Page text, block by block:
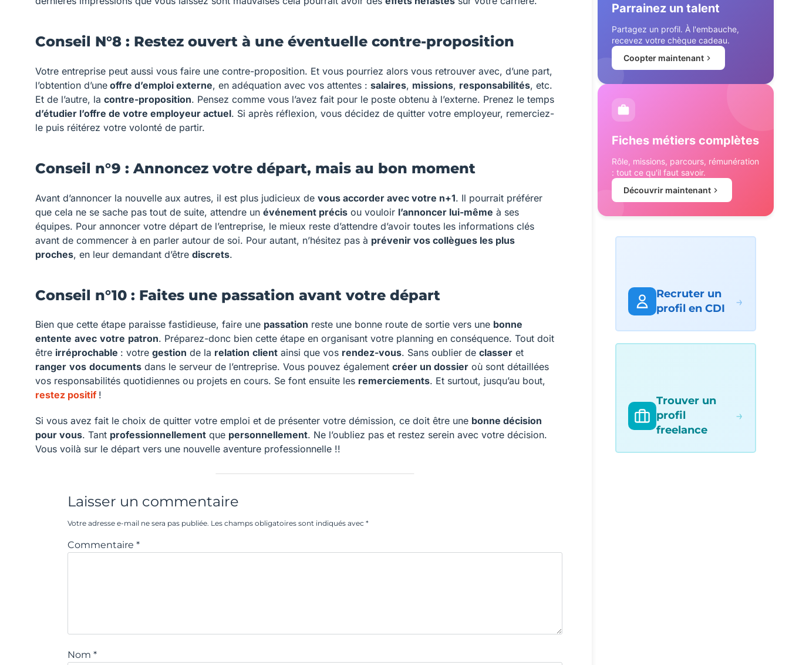
Conseil N°8 : Restez ouvert à une éventuelle contre-proposition
Votre entreprise peut aussi vous faire une contre-proposition. Et vous pourriez alors vous retrouver avec, d’une part,
l’obtention d’une offre d’emploi externe, en adéquation avec vos attentes : salaires, missions, responsabilités, etc.
Et de l’autre, la contre-proposition. Pensez comme vous l’avez fait pour le poste obtenu à l’externe. Prenez le temps
d’étudier l’offre de votre employeur actuel. Si après réflexion, vous décidez de quitter votre employeur, remerciez-
le puis réitérez votre volonté de partir.
Conseil n°9 : Annoncez votre départ, mais au bon moment
Avant d’annoncer la nouvelle aux autres, il est plus judicieux de vous accorder avec votre n+1. Il pourrait préférer
que cela ne se sache pas tout de suite, attendre un événement précis ou vouloir l’annoncer lui-même à ses
équipes. Pour annoncer votre départ de l’entreprise, le mieux reste d’attendre d’avoir toutes les informations clés
avant de commencer à en parler autour de soi. Pour autant, n’hésitez pas à prévenir vos collègues les plus
proches, en leur demandant d’être discrets.
Conseil n°10 : Faites une passation avant votre départ
Bien que cette étape paraisse fastidieuse, faire une passation reste une bonne route de sortie vers une bonne
entente avec votre patron. Préparez-donc bien cette étape en organisant votre planning en conséquence. Tout doit
être irréprochable : votre gestion de la relation client ainsi que vos rendez-vous. Sans oublier de classer et
ranger vos documents dans le serveur de l’entreprise. Vous pouvez également créer un dossier où sont détaillées
vos responsabilités quotidiennes ou projets en cours. Se font ensuite les remerciements. Et surtout, jusqu’au bout,
restez positif !
Si vous avez fait le choix de quitter votre emploi et de présenter votre démission, ce doit être une bonne décision
pour vous. Tant professionnellement que personnellement. Ne l’oubliez pas et restez serein avec votre décision.
Vous voilà sur le départ vers une nouvelle aventure professionnelle !!
Laisser un commentaire
Votre adresse e-mail ne sera pas publiée. Les champs obligatoires sont indiqués avec *
Commentaire *
Nom *
Parrainez un talent
Partagez un profil. À l'embauche,
recevez votre chèque cadeau.
Coopter maintenant
Fiches métiers complètes
Rôle, missions, parcours, rémunération
: tout ce qu'il faut savoir.
Découvrir maintenant
Recruter un
profil en CDI
→
Trouver un
profil
freelance
→